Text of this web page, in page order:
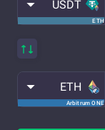
ETH
USDT
Arbitrum ONE
ETH